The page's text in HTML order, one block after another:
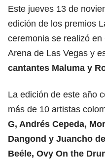
Este jueves 13 de
edición de los premios
ceremonia se realizó
Arena de Las Vegas y
cantantes Maluma y
La edición de este año
más de 10 artistas
G, Andrés Cepeda,
Dangond y Juancho
Beéle, Ovy On the